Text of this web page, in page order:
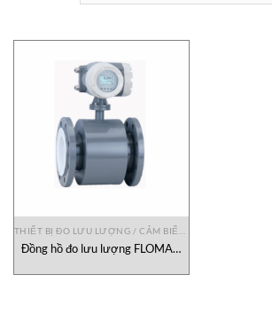
Đồng hồ đo lưu lượng FLOMAG